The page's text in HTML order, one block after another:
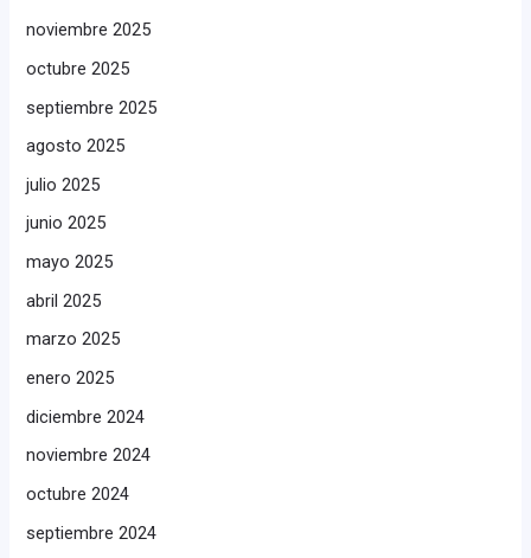
noviembre 2025
octubre 2025
septiembre 2025
agosto 2025
julio 2025
junio 2025
mayo 2025
abril 2025
marzo 2025
enero 2025
diciembre 2024
noviembre 2024
octubre 2024
septiembre 2024